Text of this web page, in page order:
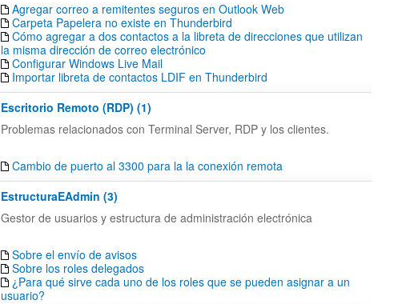
Agregar correo a remitentes seguros en Outlook Web
Carpeta Papelera no existe en Thunderbird
Cómo agregar a dos contactos a la libreta de direcciones que utilizan
la misma dirección de correo electrónico
Configurar Windows Live Mail
Importar libreta de contactos LDIF en Thunderbird
Escritorio Remoto (RDP) (1)
Problemas relacionados con Terminal Server, RDP y los clientes.
Cambio de puerto al 3300 para la la conexión remota
EstructuraEAdmin (3)
Gestor de usuarios y estructura de administración electrónica
Sobre el envío de avisos
Sobre los roles delegados
¿Para qué sirve cada uno de los roles que se pueden asignar a un
usuario?